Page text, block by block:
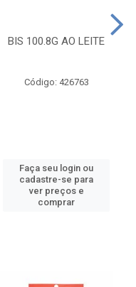
BIS 100.8G AO LEITE
Código: 426763
Faça seu login ou
cadastre-se para
ver preços e
comprar